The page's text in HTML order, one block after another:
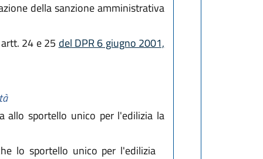
della sanzione amministrativa
24 e 25 del DPR 6 giugno 2001,
allo sportello unico per l'edilizia la
lo sportello unico per l'edilizia